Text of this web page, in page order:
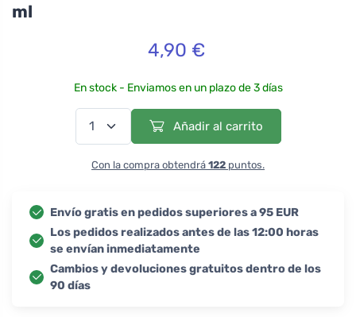
ml
4,90 €
En stock - Enviamos en un plazo de 3 días
Añadir al carrito
Con la compra obtendrá 122 puntos.
Envío gratis en pedidos superiores a 95 EUR
Los pedidos realizados antes de las 12:00 horas
se envían inmediatamente
Cambios y devoluciones gratuitos dentro de los
90 días